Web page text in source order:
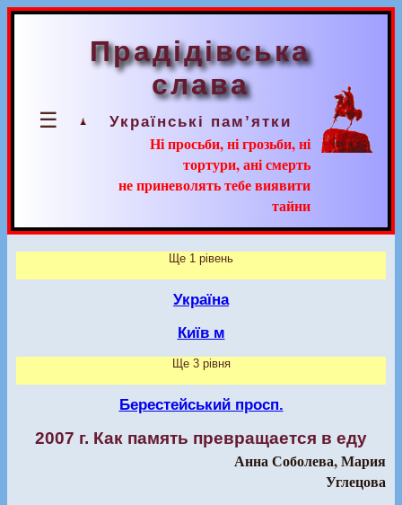
☰
Прадідівська
слава
Українські пам’ятки
Ні просьби, ні грозьби, ні
тортури, ані смерть
не приневолять тебе виявити
тайни
Ще 1 рівень
Україна
Київ м
Ще 3 рівня
Берестейський просп.
2007 г. Как память превращается в еду
Анна Соболева, Мария
Углецова